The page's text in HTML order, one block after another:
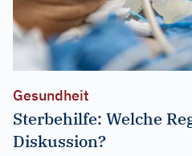
Gesundheit
Sterbehilfe: Welche
Diskussion?